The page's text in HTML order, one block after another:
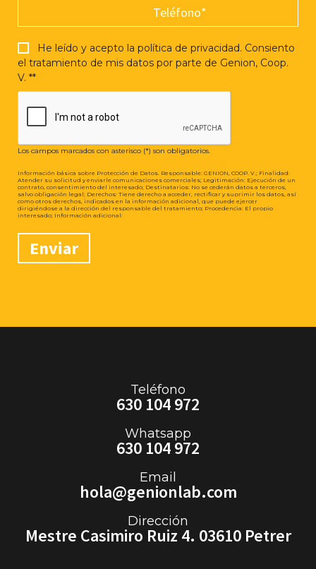
el tratamiento de mis datos por parte de Genion, Coop.
V. **
Los campos marcados con asterisco (*) son obligatorios.
Información básica sobre Protección de Datos. Responsable: GENION, COOP. V.; Finalidad:
Atender su solicitud y enviarle comunicaciones comerciales; Legitimación: Ejecución de un
contrato, consentimiento del interesado; Destinatarios: No se cederán datos a terceros,
salvo obligación legal; Derechos: Tiene derecho a acceder, rectificar y suprimir los datos, así
como otros derechos, indicados en la información adicional, que puede ejercer
dirigiéndose a la dirección del responsable del tratamiento; Procedencia: El propio
interesado; Información adicional:
Enviar
Teléfono
630 104 972
Whatsapp
630 104 972
Email
hola@genionlab.com
Dirección
Mestre Casimiro Ruiz 4. 03610 Petrer